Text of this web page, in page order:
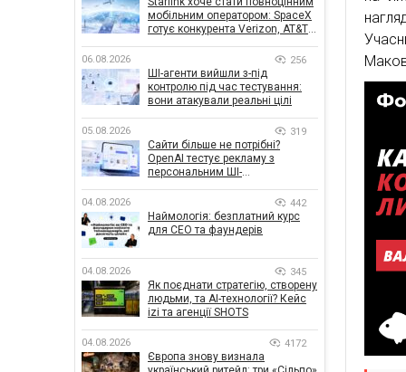
мобільним оператором: SpaceX
готує конкурента Verizon, AT&T і
06.08.2026 256
ШІ-агенти вийшли з-під
контролю під час тестування:
вони атакували реальні цілі
05.08.2026 319
Сайти більше не потрібні?
OpenAI тестує рекламу з
персональним ШІ-
04.08.2026 442
Наймологія: безплатний курс
для CEO та фаундерів
04.08.2026 345
Як поєднати стратегію, створену
людьми, та AI-технології? Кейс
izi та агенції SHOTS
04.08.2026 4172
Європа знову визнала